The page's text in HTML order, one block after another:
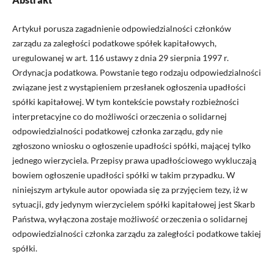
Artykuł porusza zagadnienie odpowiedzialności członków
zarządu za zaległości podatkowe spółek kapitałowych,
uregulowanej w art. 116 ustawy z dnia 29 sierpnia 1997 r.
Ordynacja podatkowa. Powstanie tego rodzaju odpowiedzialności
związane jest z wystąpieniem przesłanek ogłoszenia upadłości
spółki kapitałowej. W tym kontekście powstały rozbieżności
interpretacyjne co do możliwości orzeczenia o solidarnej
odpowiedzialności podatkowej członka zarządu, gdy nie
zgłoszono wniosku o ogłoszenie upadłości spółki, mającej tylko
jednego wierzyciela. Przepisy prawa upadłościowego wykluczają
bowiem ogłoszenie upadłości spółki w takim przypadku. W
niniejszym artykule autor opowiada się za przyjęciem tezy, iż w
sytuacji, gdy jedynym wierzycielem spółki kapitałowej jest Skarb
Państwa, wyłączona zostaje możliwość orzeczenia o solidarnej
odpowiedzialności członka zarządu za zaległości podatkowe takiej
spółki.